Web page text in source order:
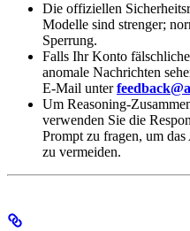
Die offiziellen
Modelle sind strenger;
Sperrung.
Falls Ihr Konto
anomale Nachrichten
E-Mail unter
Um Reasoning-
verwenden Sie die
Prompt zu fragen, um
zu vermeiden.